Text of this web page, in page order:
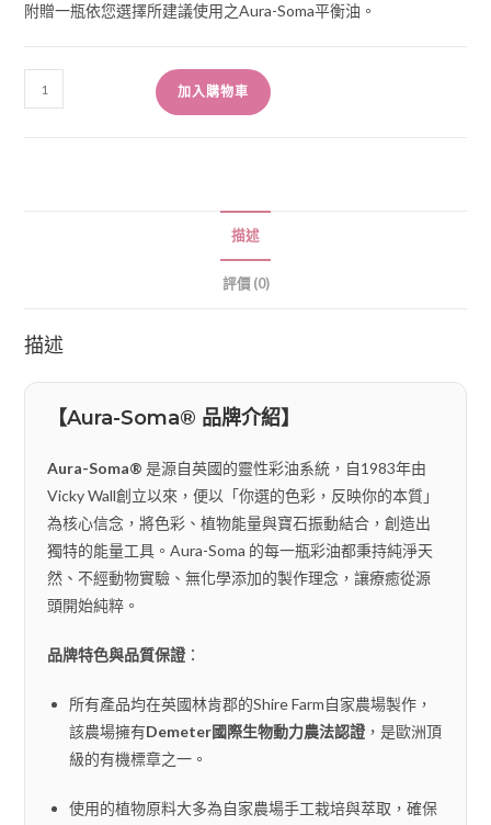
附贈一瓶依您選擇所建議使用之Aura-Soma平衡油。
加入購物車
描述
評價 (0)
描述
【Aura-Soma® 品牌介紹】
Aura-Soma® 是源自英國的靈性彩油系統，自1983年由
Vicky Wall創立以來，便以「你選的色彩，反映你的本質」
為核心信念，將色彩、植物能量與寶石振動結合，創造出
獨特的能量工具。Aura-Soma 的每一瓶彩油都秉持純淨天
然、不經動物實驗、無化學添加的製作理念，讓療癒從源
頭開始純粹。
品牌特色與品質保證 ：
所有產品均在英國林肯郡的Shire Farm自家農場製作，
該農場擁有Demeter國際生物動力農法認證 ，是歐洲頂
級的有機標章之一。
使用的植物原料大多為自家農場手工栽培與萃取，確保